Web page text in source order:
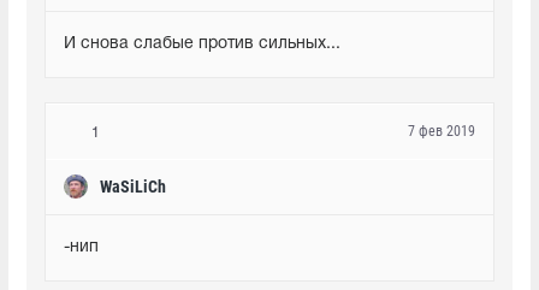
И снова слабые против сильных...
1
WaSiLiCh
7 фев 2019
-нип